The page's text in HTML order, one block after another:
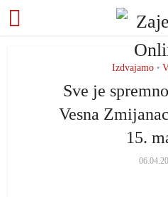
Izdvajamo •
Sve je
Vesna
15.